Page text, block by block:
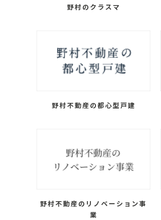
野村のクラスマ
野村不動産の都心型戸建
野村不動産のリノベーション事
業